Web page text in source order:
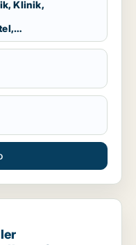
Klinik,
til leje i Aalborg